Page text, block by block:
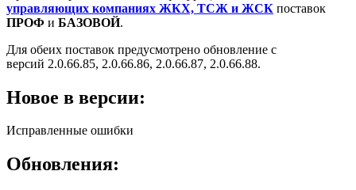
управляющих компаниях ЖКХ, ТСЖ и ЖСК поставок
ПРОФ и БАЗОВОЙ.
Для обеих поставок предусмотрено обновление с
версий 2.0.66.85, 2.0.66.86, 2.0.66.87, 2.0.66.88.
Новое в версии:
Исправленные ошибки
Обновления: